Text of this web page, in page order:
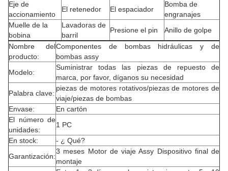
Eje de
accionamiento
El retenedor El espaciador
Bomba de
engranajes
Muelle de la
bobina
Lavadoras de
barril
Presione el pin
Anillo de golpe
Nombre del
producto:
Componentes de bombas hidráulicas y de
bombas assy
Modelo:
Suministrar todas las piezas de repuesto de
marca, por favor, díganos su necesidad
Palabra clave:
piezas de motores rotativos/piezas de motores de
viaje/piezas de bombas
Envase:
En cartón
El número de
unidades:
1 PC
En stock:
- ¿ Qué?
Garantización:
3 meses Motor de viaje Assy Dispositivo final de
montaje